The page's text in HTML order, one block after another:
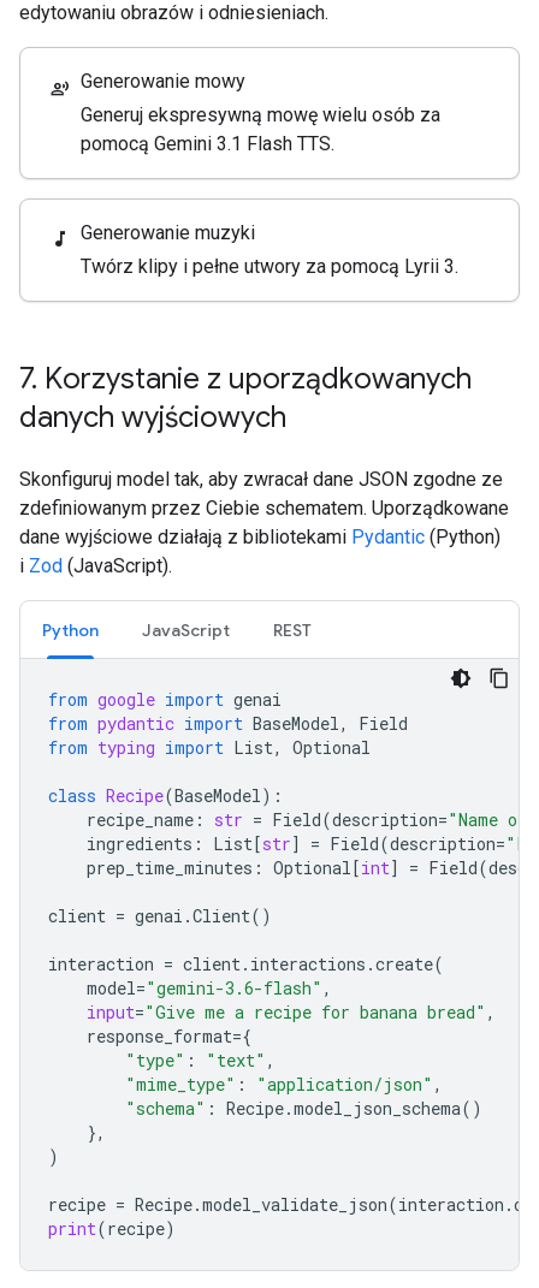
edytowaniu obrazów i odniesieniach.
record_voice_over Generowanie mowy
Generuj ekspresywną mowę wielu osób za
pomocą Gemini 3.1 Flash TTS.
music_note
Generowanie muzyki
Twórz klipy i pełne utwory za pomocą Lyrii 3.
7. Korzystanie z uporządkowanych
danych wyjściowych
Skonfiguruj model tak, aby zwracał dane JSON zgodne ze
zdefiniowanym przez Ciebie schematem. Uporządkowane
dane wyjściowe działają z bibliotekami Pydantic (Python)
i Zod (JavaScript).
Python JavaScript REST
from google import genai
from pydantic import BaseModel,
Field
from typing import List, Optional
class Recipe(BaseModel):
recipe_name : str = Field(description="Name
ingredients : List[str] = Field(description=
prep_time_minutes : Optional[int] = Field(
client = genai .Client()
interaction = client. interactions .create(
model="gemini-3.6-flash" ,
input="Give me a recipe for banana bread" ,
response_format={
"type" : "text" ,
"mime_type" : "application/json" ,
"schema" : Recipe.model_json_schema()
},
)
recipe = Recipe.model_validate_json(interaction .
print(recipe)